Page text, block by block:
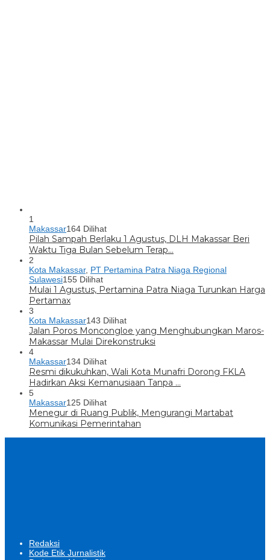
1
Makassar164 Dilihat
Pilah Sampah Berlaku 1 Agustus, DLH Makassar Beri
Waktu Tiga Bulan Sebelum Terap…
2
Kota Makassar, PT Pertamina Patra Niaga Regional
Sulawesi155 Dilihat
Mulai 1 Agustus, Pertamina Patra Niaga Turunkan Harga
Pertamax
3
Kota Makassar143 Dilihat
Jalan Poros Moncongloe yang Menghubungkan Maros-
Makassar Mulai Direkonstruksi
4
Makassar134 Dilihat
Resmi dikukuhkan, Wali Kota Munafri Dorong FKLA
Hadirkan Aksi Kemanusiaan Tanpa …
5
Makassar125 Dilihat
Menegur di Ruang Publik, Mengurangi Martabat
Komunikasi Pemerintahan
Redaksi
Kode Etik Jurnalistik